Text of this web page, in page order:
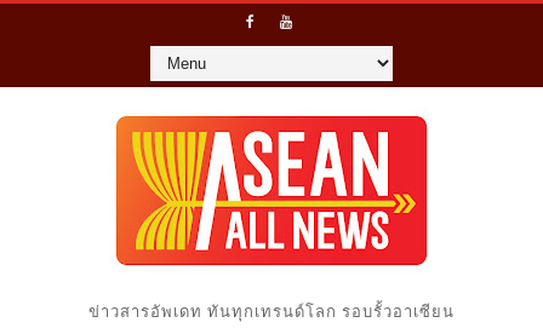
ข่าวสารอัพเดท ทันทุกเทรนด์โลก รอบรั้วอาเซียน